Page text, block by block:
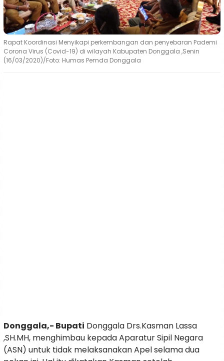
Rapat Koordinasi Menyikapi perkembangan dan penyebaran Pademi
Corona Virus (Covid-19) di wilayah Kabupaten Donggala ,Senin
(16/03/2020)/Foto: Humas Pemda Donggala
Donggala,- Bupati Donggala Drs.Kasman Lassa
,SH.MH, menghimbau kepada Aparatur Sipil Negara
(ASN) untuk tidak melaksanakan Apel selama dua